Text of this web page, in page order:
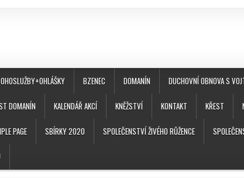
BZENEC DOMANÍN DUCHOVNÍ OBNOVA S
DOMANÍN KALENDÁŘ AKCÍ KNĚŽSTVÍ KONTAKT KŘEST
PAGE SBÍRKY 2020 SPOLEČENSTVÍ ŽIVÉHO RŮŽENCE